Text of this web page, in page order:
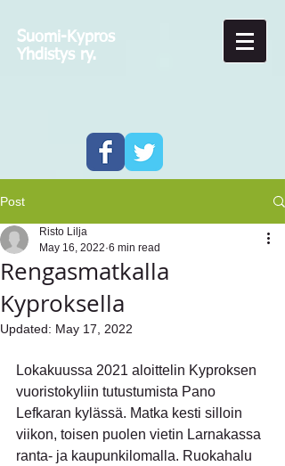
Suomi-Kypros
Yhdistys ry.
Post
Rengasmatkalla
Kyproksella
Risto Lilja
May 16, 2022 6 min read
Updated: May 17, 2022
Lokakuussa 2021 aloittelin Kyproksen
vuoristokyliin tutustumista Pano
Lefkaran kylässä. Matka kesti silloin
viikon, toisen puolen vietin Larnakassa
ranta- ja kaupunkilomalla. Ruokahalu